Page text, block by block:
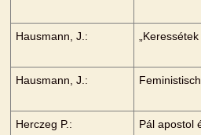
Hausmann, J.:
Hausmann, J.:
Herczeg P.: Pál apostol